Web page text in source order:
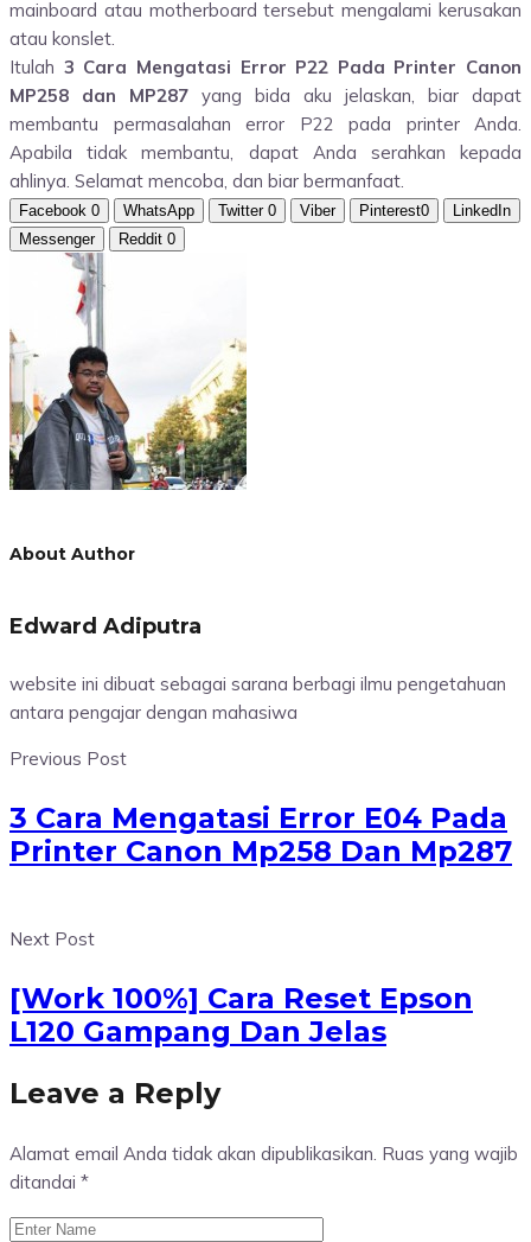
mainboard atau motherboard tersebut mengalami kerusakan
atau konslet.
Itulah 3 Cara Mengatasi Error P22 Pada Printer Canon
MP258 dan MP287 yang bida aku jelaskan, biar dapat
membantu permasalahan error P22 pada printer Anda.
Apabila tidak membantu, dapat Anda serahkan kepada
ahlinya. Selamat mencoba, dan biar bermanfaat.
Facebook 0 WhatsApp Twitter 0 Viber Pinterest0
LinkedIn
Messenger
Reddit 0
About Author
Edward Adiputra
website ini dibuat sebagai sarana berbagi ilmu pengetahuan
antara pengajar dengan mahasiwa
Previous Post
3 Cara Mengatasi Error E04 Pada
Printer Canon Mp258 Dan Mp287
Next Post
[Work 100%] Cara Reset Epson
L120 Gampang Dan Jelas
Leave a Reply
Alamat email Anda tidak akan dipublikasikan. Ruas yang wajib
ditandai *